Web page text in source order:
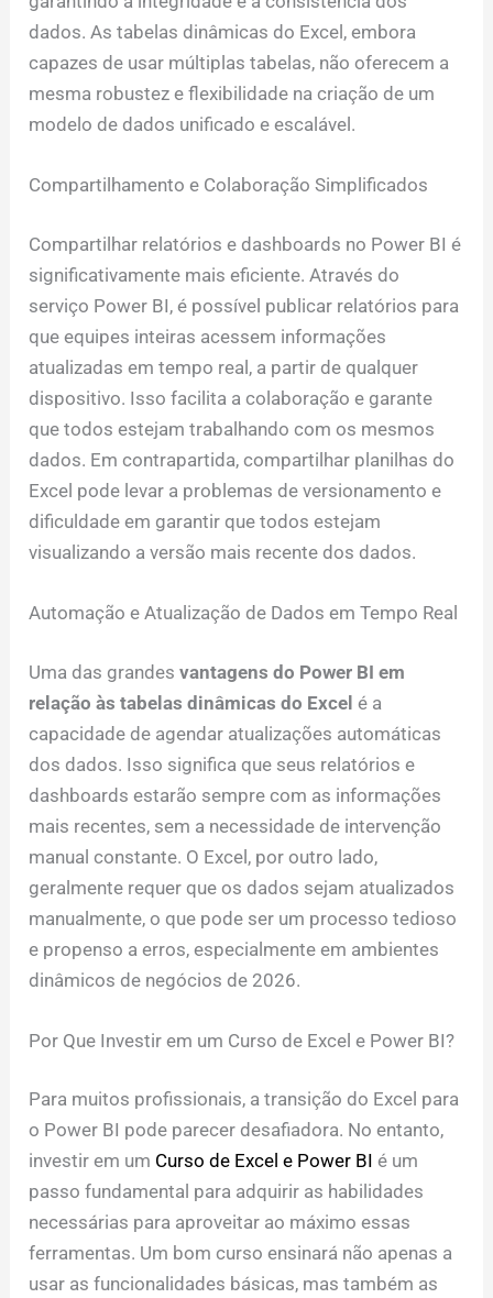
dados. As tabelas dinâmicas do Excel, embora
capazes de usar múltiplas tabelas, não oferecem a
mesma robustez e flexibilidade na criação de um
modelo de dados unificado e escalável.
Compartilhamento e Colaboração Simplificados
Compartilhar relatórios e dashboards no Power BI é
significativamente mais eficiente. Através do
serviço Power BI, é possível publicar relatórios para
que equipes inteiras acessem informações
atualizadas em tempo real, a partir de qualquer
dispositivo. Isso facilita a colaboração e garante
que todos estejam trabalhando com os mesmos
dados. Em contrapartida, compartilhar planilhas do
Excel pode levar a problemas de versionamento e
dificuldade em garantir que todos estejam
visualizando a versão mais recente dos dados.
Automação e Atualização de Dados em Tempo Real
Uma das grandesvantagens do Power BI em
relação às tabelas dinâmicas do Excel é a
capacidade de agendar atualizações automáticas
dos dados. Isso significa que seus relatórios e
dashboards estarão sempre com as informações
mais recentes, sem a necessidade de intervenção
manual constante. O Excel, por outro lado,
geralmente requer que os dados sejam atualizados
manualmente, o que pode ser um processo tedioso
e propenso a erros, especialmente em ambientes
dinâmicos de negócios de 2026.
Por Que Investir em um Curso de Excel e Power BI?
Para muitos profissionais, a transição do Excel para
o Power BI pode parecer desafiadora. No entanto,
investir em um Curso de Excel e Power BI é um
passo fundamental para adquirir as habilidades
necessárias para aproveitar ao máximo essas
ferramentas. Um bom curso ensinará não apenas a
usar as funcionalidades básicas, mas também as